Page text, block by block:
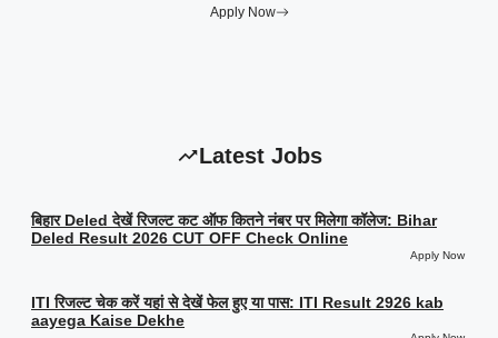
Apply Now
Latest Jobs
बिहार Deled देखें रिजल्ट कट ऑफ कितने नंबर पर मिलेगा कॉलेज: Bihar
Deled Result 2026 CUT OFF Check Online
Apply Now
ITI रिजल्ट चेक करें यहां से देखें फेल हुए या पास: ITI Result 2926 kab
aayega Kaise Dekhe